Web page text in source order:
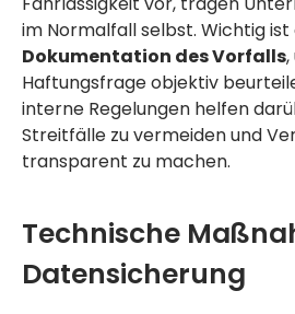
im Normalfall selbst. Wichtig ist
Dokumentation des Vorfalls
Haftungsfrage objektiv
interne Regelungen helfen
Streitfälle zu vermeiden und
transparent zu machen.
Technische
Datensicherung